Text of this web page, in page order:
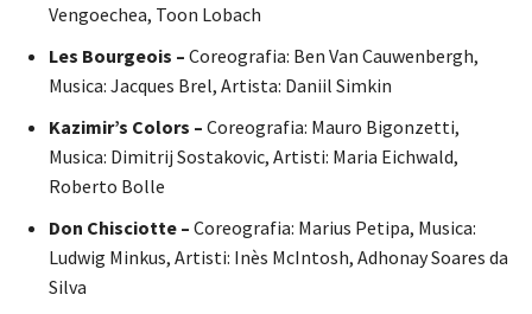
Vengoechea, Toon Lobach
Les Bourgeois – Coreografia: Ben Van Cauwenbergh,
Musica: Jacques Brel, Artista: Daniil Simkin
Kazimir’s Colors – Coreografia: Mauro Bigonzetti,
Musica: Dimitrij Sostakovic, Artisti: Maria Eichwald,
Roberto Bolle
Don Chisciotte – Coreografia: Marius Petipa, Musica:
Ludwig Minkus, Artisti: Inès McIntosh, Adhonay Soares da
Silva